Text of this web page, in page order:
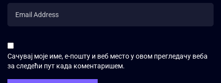
Сачувај моје име, е-пошту и веб место у овом прегледачу веба
за следећи пут када коментаришем.